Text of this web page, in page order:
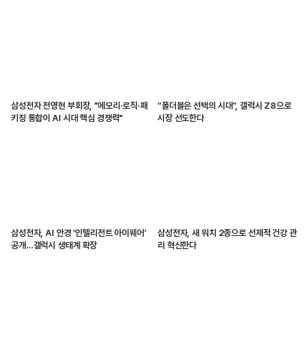
삼성전자 전영현 부회장, "메모리·로직·패
키징 통합이 AI 시대 핵심 경쟁력"
“폴더블은 선택의 시대”, 갤럭시 Z8으로
시장 선도한다
삼성전자, AI 안경 ‘인텔리전트 아이웨어’
공개…갤럭시 생태계 확장
삼성전자, 새 워치 2종으로 선제적 건강 관
리 혁신한다